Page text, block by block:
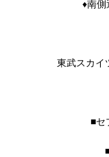
♦南側
東武スカイ
■セ